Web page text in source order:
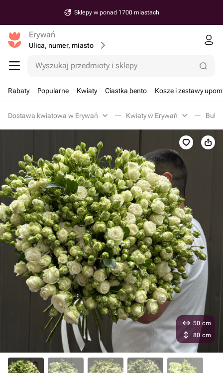
Sklepy w ponad 1700 miastach
Erywań
Ulica, numer, miasto
Wyszukaj przedmioty i sklepy
Rabaty Popularne Kwiaty Ciastka bento Kosze i zestawy
Dostawa kwiatowa w Erywań Kwiaty w Erywań
50 cm
80 cm